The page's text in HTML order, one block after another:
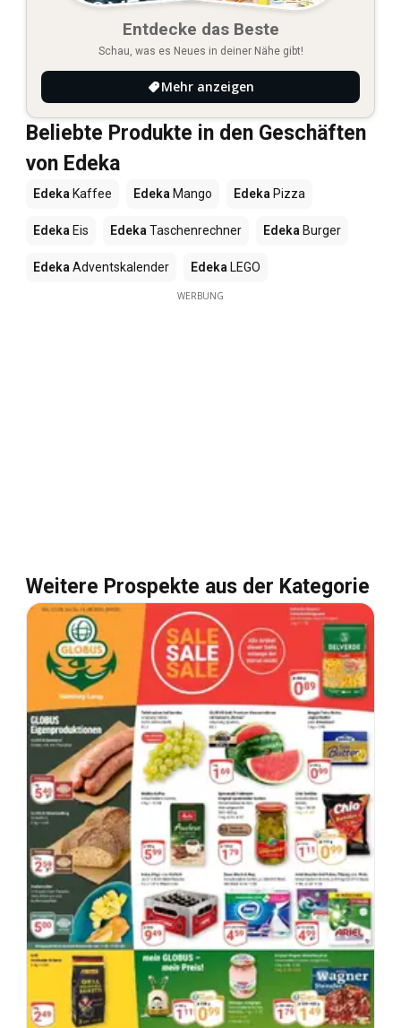
Entdecke das Beste
Schau, was es Neues in deiner Nähe gibt!
Mehr anzeigen
Beliebte Produkte in den Geschäften
von Edeka
Edeka Kaffee Edeka Mango Edeka Pizza
Edeka Eis Edeka Taschenrechner Edeka Burger
Edeka Adventskalender Edeka LEGO
WERBUNG
Weitere Prospekte aus der Kategorie